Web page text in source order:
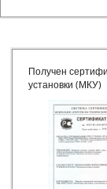
Получен
Получен
Выдан
Получено
Получен
Золотой
ООО КЗ
Получено
Получен
установки (МКУ)